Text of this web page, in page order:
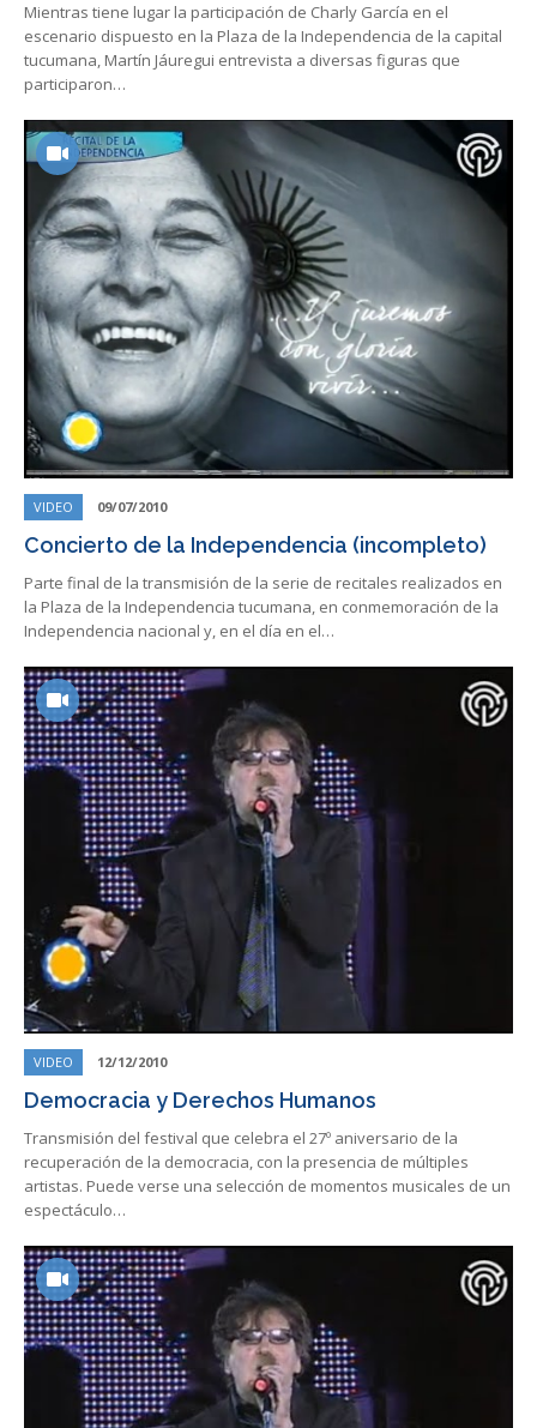
Mientras tiene lugar la participación de Charly García en el
escenario dispuesto en la Plaza de la Independencia de la capital
tucumana, Martín Jáuregui entrevista a diversas figuras que
participaron…
VIDEO 09/07/2010
Concierto de la Independencia (incompleto)
Parte final de la transmisión de la serie de recitales realizados en
la Plaza de la Independencia tucumana, en conmemoración de la
Independencia nacional y, en el día en el…
VIDEO 12/12/2010
Democracia y Derechos Humanos
Transmisión del festival que celebra el 27º aniversario de la
recuperación de la democracia, con la presencia de múltiples
artistas. Puede verse una selección de momentos musicales de un
espectáculo…